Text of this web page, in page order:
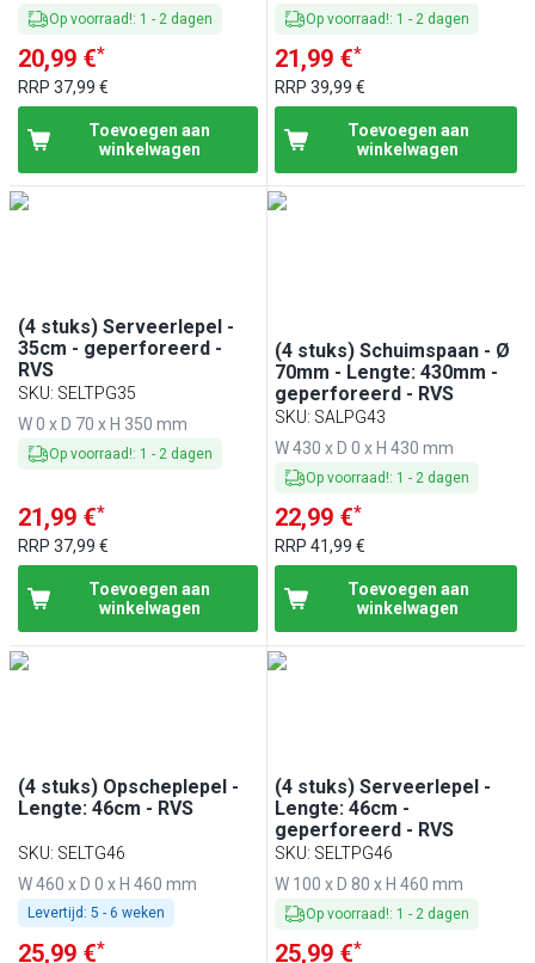
Op voorraad!: 1 - 2 dagen
20,99 €*
RRP 37,99 €
Toevoegen aan
winkelwagen
Op voorraad!: 1 - 2 dagen
21,99 €*
RRP39,99 €
Toevoegen aan
winkelwagen
(4 stuks) Serveerlepel -
35cm - geperforeerd -
RVS
SKU: SELTPG35
W 0 x D 70 x H 350 mm
Op voorraad!: 1 - 2 dagen
21,99 €*
RRP 37,99 €
Toevoegen aan
winkelwagen
(4 stuks) Schuimspaan - Ø
70mm - Lengte: 430mm -
geperforeerd - RVS
SKU: SALPG43
W 430 x D 0 x H 430 mm
Op voorraad!: 1 - 2 dagen
22,99 €*
RRP41,99 €
Toevoegen aan
winkelwagen
(4 stuks) Opscheplepel -
Lengte: 46cm - RVS
SKU: SELTG46
W 460 x D 0 x H 460 mm
Levertijd: 5 - 6 weken
25,99 €*
(4 stuks) Serveerlepel -
Lengte: 46cm -
geperforeerd - RVS
SKU: SELTPG46
W 100 x D 80 x H 460 mm
Op voorraad!: 1 - 2 dagen
25,99 €*